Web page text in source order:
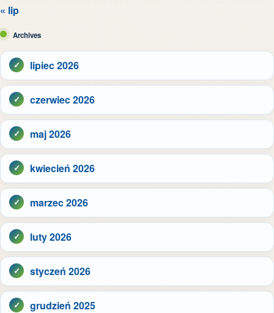
« lip
Archives
lipiec 2026
czerwiec 2026
maj 2026
kwiecień 2026
marzec 2026
luty 2026
styczeń 2026
grudzień 2025